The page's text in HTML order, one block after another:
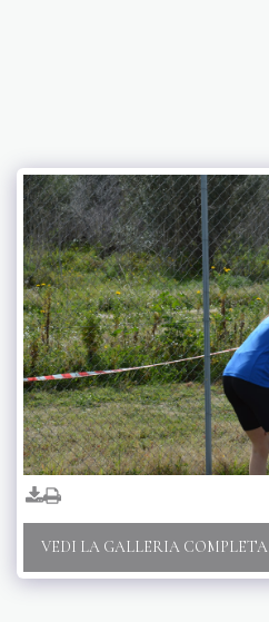
VEDI LA GALLERIA COMPLETA